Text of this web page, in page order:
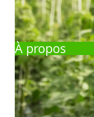
À propos